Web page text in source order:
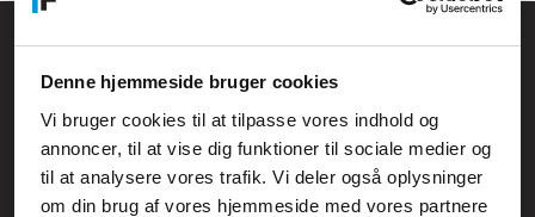
Denne hjemmeside bruger cookies
Vi bruger cookies til at tilpasse vores indhold og
annoncer, til at vise dig funktioner til sociale medier og
til at analysere vores trafik. Vi deler også oplysninger
om din brug af vores hjemmeside med vores partnere
Anelystparken 33B, 8381 Tilst
Generelle henvendelser:
kontakt@fcomputer.dk
Service- og reklamationsafdelingen: